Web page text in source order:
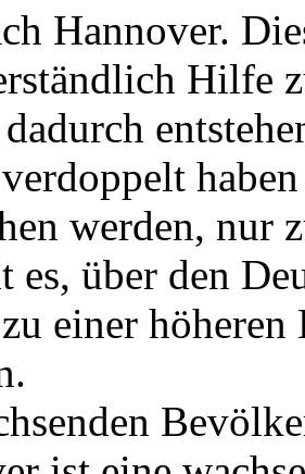
Hannover.
Hilfe
werden, nur
es, über den
einer höheren